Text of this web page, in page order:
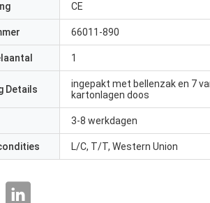
CE
66011-890
1
Details
ingepakt met bellenzak en 7
kartonlagen doos
3-8 werkdagen
L/C, T/T, Western Union